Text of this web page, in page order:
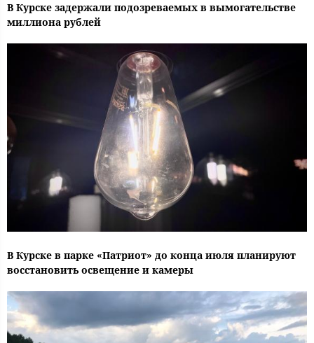
В Курске задержали подозреваемых в вымогательстве
миллиона рублей
В Курске в парке «Патриот» до конца июля планируют
восстановить освещение и камеры